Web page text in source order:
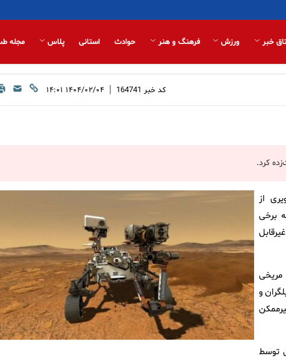
خبر ورزش فرهنگ و هنر حوادث استانی پلاس مجله
کد خبر 164741
| ۱۴۰۴/۰۲/۰۴ ۱۴:۰۱
کرد.
از
برخی
و
نام گرفته، در تاریخ ۱۱ آوریل توسط